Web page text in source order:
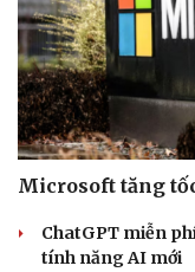
Microsoft tăng
ChatGPT miễn
tính năng AI mới